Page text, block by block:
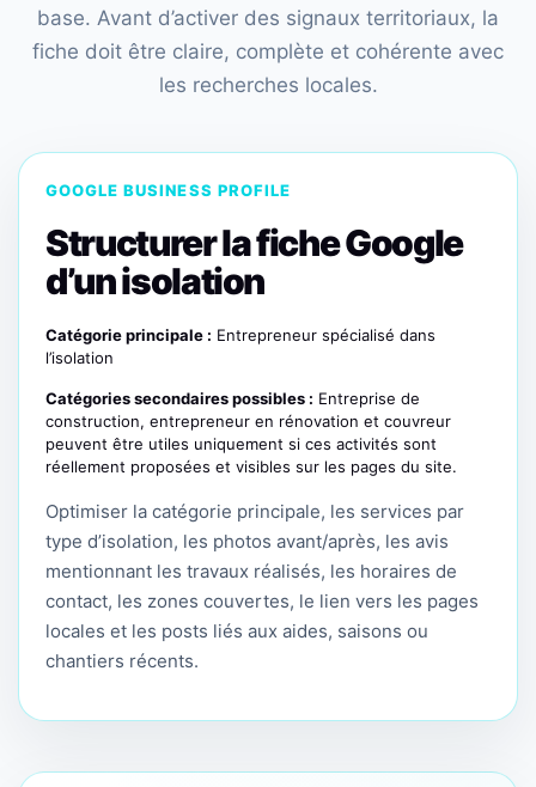
base. Avant d’activer des signaux territoriaux, la
fiche doit être claire, complète et cohérente avec
les recherches locales.
GOOGLE BUSINESS PROFILE
Structurer la fiche Google
d’un isolation
Catégorie principale : Entrepreneur spécialisé dans
l’isolation
Catégories secondaires possibles : Entreprise de
construction, entrepreneur en rénovation et couvreur
peuvent être utiles uniquement si ces activités sont
réellement proposées et visibles sur les pages du site.
Optimiser la catégorie principale, les services par
type d’isolation, les photos avant/après, les avis
mentionnant les travaux réalisés, les horaires de
contact, les zones couvertes, le lien vers les pages
locales et les posts liés aux aides, saisons ou
chantiers récents.